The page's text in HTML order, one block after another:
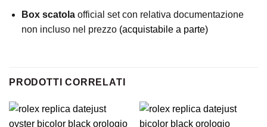
Box scatolaofficial set con relativa documentazione
non incluso nel prezzo (acquistabile a parte)
PRODOTTI CORRELATI